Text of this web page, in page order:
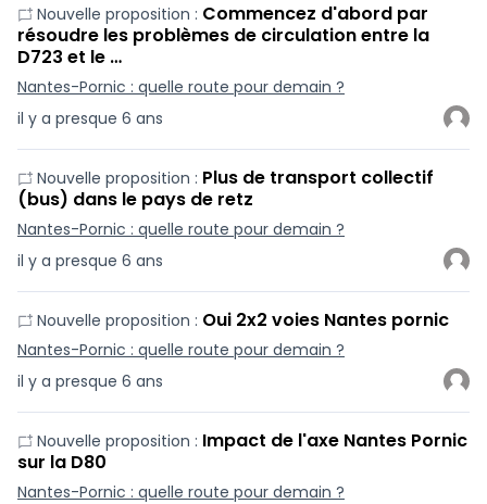
il y a presque 6 ans
Nouvelle proposition : Commencez d'abord par
résoudre les problèmes de circulation entre la
D723 et le …
Nantes-Pornic : quelle route pour demain ?
il y a presque 6 ans
Nouvelle proposition : Plus de transport collectif
(bus) dans le pays de retz
Nantes-Pornic : quelle route pour demain ?
il y a presque 6 ans
Nouvelle proposition : Oui 2x2 voies Nantes pornic
Nantes-Pornic : quelle route pour demain ?
Nouvelle proposition : Impact de l'axe Nantes Pornic
sur la D80
Nantes-Pornic : quelle route pour demain ?